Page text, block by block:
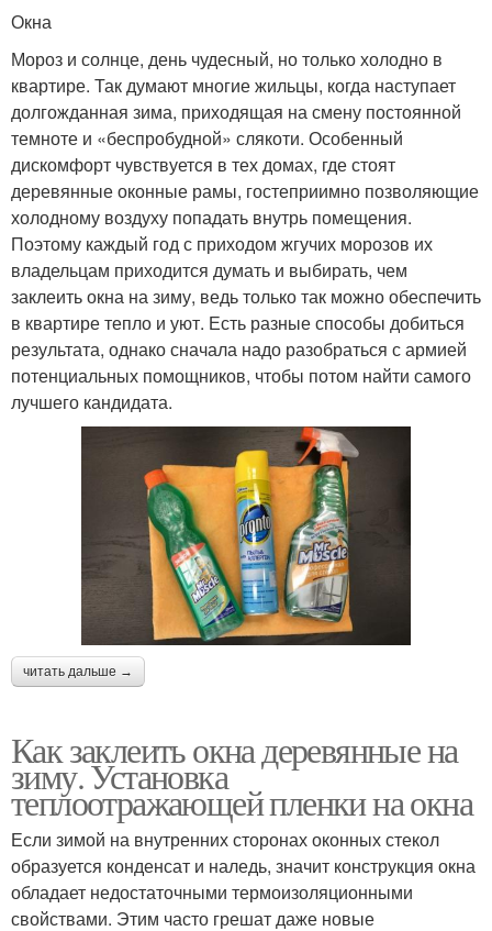
Окна
Мороз и солнце, день чудесный, но только холодно в
квартире. Так думают многие жильцы, когда наступает
долгожданная зима, приходящая на смену постоянной
темноте и «беспробудной» слякоти. Особенный
дискомфорт чувствуется в тех домах, где стоят
деревянные оконные рамы, гостеприимно позволяющие
холодному воздуху попадать внутрь помещения.
Поэтому каждый год с приходом жгучих морозов их
владельцам приходится думать и выбирать, чем
заклеить окна на зиму, ведь только так можно обеспечить
в квартире тепло и уют. Есть разные способы добиться
результата, однако сначала надо разобраться с армией
потенциальных помощников, чтобы потом найти самого
лучшего кандидата.
читать дальше →
Как заклеить окна деревянные на
зиму. Установка
теплоотражающей пленки на окна
Если зимой на внутренних сторонах оконных стекол
образуется конденсат и наледь, значит конструкция окна
обладает недостаточными термоизоляционными
свойствами. Этим часто грешат даже новые